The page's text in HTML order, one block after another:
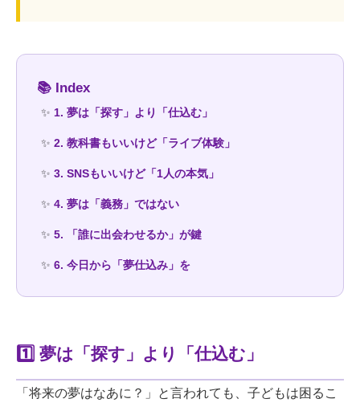
📚 Index
✨ 1. 夢は「探す」より「仕込む」
✨ 2. 教科書もいいけど「ライブ体験」
✨ 3. SNSもいいけど「1人の本気」
✨ 4. 夢は「義務」ではない
✨ 5. 「誰に出会わせるか」が鍵
✨ 6. 今日から「夢仕込み」を
1️⃣ 夢は「探す」より「仕込む」
「将来の夢はなあに？」と言われても、子どもは困るこ